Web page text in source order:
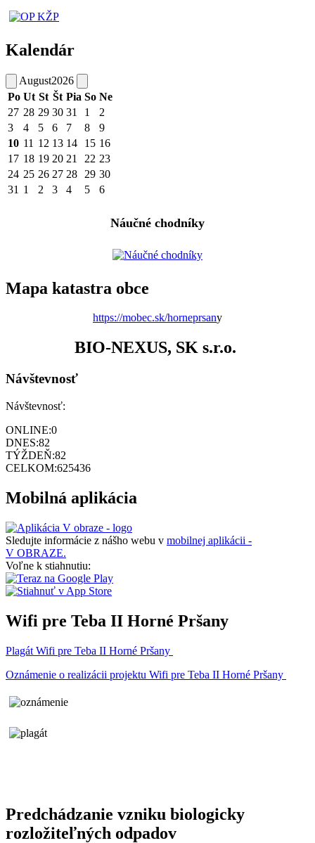
Kalendár
August2026
Po Ut St Št Pia So Ne
27 28 29 30 31 1
2
3
4 5 6 7 8
9
10 11 12 13 14 15 16
17 18 19 20 21 22 23
24 25 26 27 28 29 30
31 1 2 3 4 5 6
Náučné chodníky
Mapa katastra obce
https://mobec.sk/horneprsany
BIO-NEXUS, SK s.r.o.
Návštevnosť
Návštevnosť:
ONLINE:0
DNES:82
TÝŽDEŇ:82
CELKOM:625436
Mobilná aplikácia
Sledujte informácie z nášho webu v mobilnej aplikácii -
V OBRAZE.
Voľne k stiahnutiu:
Wifi pre Teba II Horné Pršany
Plagát Wifi pre Teba II Horné Pršany
Oznámenie o realizácii projektu Wifi pre Teba II Horné Pršany
Predchádzanie vzniku biologicky
rozložiteľných odpadov